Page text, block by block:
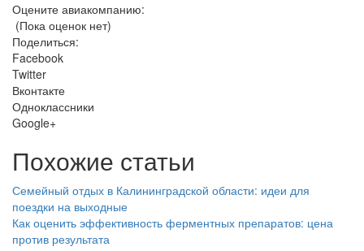
Оцените авиакомпанию:
(Пока оценок нет)
Поделиться:
Facebook
Twitter
Вконтакте
Одноклассники
Google+
Похожие статьи
Семейный отдых в Калининградской области: идеи для
поездки на выходные
Как оценить эффективность ферментных препаратов: цена
против результата